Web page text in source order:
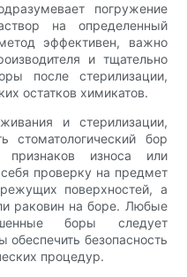
погружение
на определенный
эффективен, важно
и тщательно
после стерилизации,
остатков химикатов.
и стерилизации,
стоматологический бор
износа или
проверку на предмет
поверхностей, а
раковин на боре. Любые
боры следует
обеспечить безопасность
процедур.